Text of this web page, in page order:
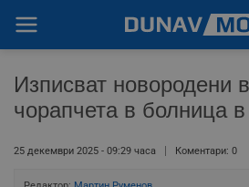
Изписват новородени
чорапчета в болница
25 декември 2025 - 09:29 часа Коментари: 0